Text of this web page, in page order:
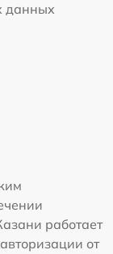
данных
работает
от